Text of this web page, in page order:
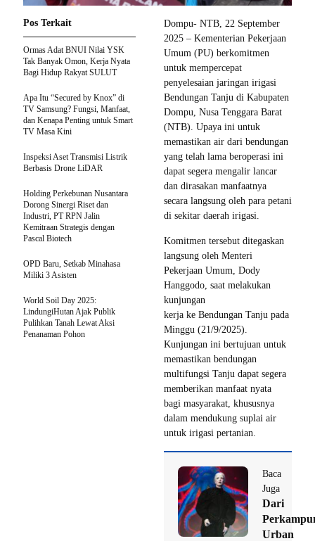
Dompu- NTB, 22 September
2025 – Kementerian Pekerjaan
Umum (PU) berkomitmen
untuk mempercepat
penyelesaian jaringan irigasi
Bendungan Tanju di Kabupaten
Dompu, Nusa Tenggara Barat
(NTB). Upaya ini untuk
memastikan air dari bendungan
yang telah lama beroperasi ini
dapat segera mengalir lancar
dan dirasakan manfaatnya
secara langsung oleh para petani
di sekitar daerah irigasi.
Komitmen tersebut ditegaskan
langsung oleh Menteri
Pekerjaan Umum, Dody
Hanggodo, saat melakukan
kunjungan
kerja ke Bendungan Tanju pada
Minggu (21/9/2025).
Kunjungan ini bertujuan untuk
memastikan bendungan
multifungsi Tanju dapat segera
memberikan manfaat nyata
bagi masyarakat, khususnya
dalam mendukung suplai air
untuk irigasi pertanian.
Baca
Juga
Dari
Urban
Pos Terkait
Ormas Adat BNUI Nilai YSK
Tak Banyak Omon, Kerja Nyata
Bagi Hidup Rakyat SULUT
Apa Itu “Secured by Knox” di
TV Samsung? Fungsi, Manfaat,
dan Kenapa Penting untuk Smart
TV Masa Kini
Inspeksi Aset Transmisi Listrik
Berbasis Drone LiDAR
Holding Perkebunan Nusantara
Dorong Sinergi Riset dan
Industri, PT RPN Jalin
Kemitraan Strategis dengan
Pascal Biotech
OPD Baru, Setkab Minahasa
Miliki 3 Asisten
World Soil Day 2025:
LindungiHutan Ajak Publik
Pulihkan Tanah Lewat Aksi
Penanaman Pohon